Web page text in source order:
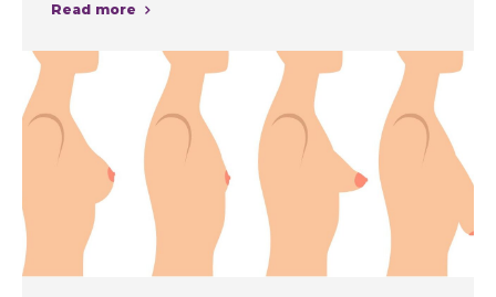
Read more